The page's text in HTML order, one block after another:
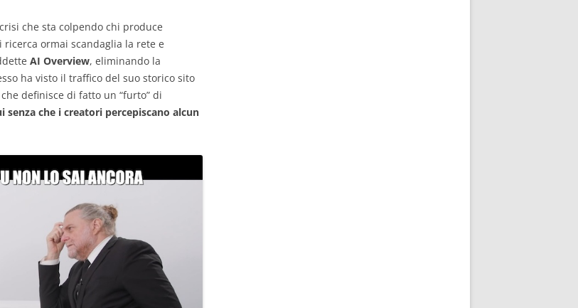
che sta colpendo chi produce
ormai scandaglia la rete e
AI Overview, eliminando la
ha visto il traffico del suo storico sito
definisce di fatto un “furto” di
senza che i creatori percepiscano alcun